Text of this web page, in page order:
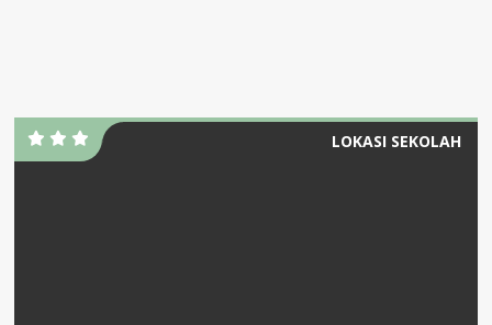
LOKASI SEKOLAH